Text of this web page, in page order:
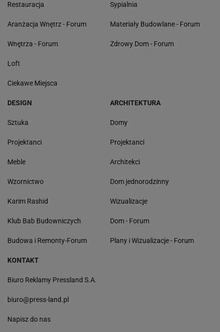
Restauracja
Aranżacja Wnętrz - Forum
Wnętrza - Forum
Loft
Ciekawe Miejsca
Sypialnia
Materiały Budowlane - Forum
Zdrowy Dom - Forum
DESIGN
Sztuka
Projektanci
Meble
Wzornictwo
Karim Rashid
Klub Bab Budowniczych
Budowa i Remonty-Forum
ARCHITEKTURA
Domy
Projektanci
Architekci
Dom jednorodzinny
Wizualizacje
Dom - Forum
Plany i Wizualizacje - Forum
KONTAKT
Biuro Reklamy Pressland S.A.
biuro@press-land.pl
Napisz do nas